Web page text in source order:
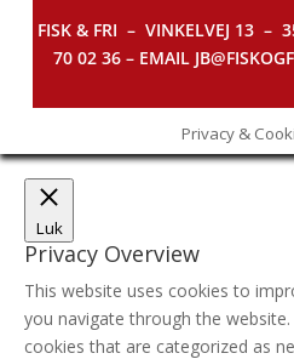
FISK & FRI – VINKELVEJ 13 –
70 02 36 – EMAIL
Privacy &
Luk
Privacy Overview
This website uses cookies to
you navigate through the
cookies that are categorized as